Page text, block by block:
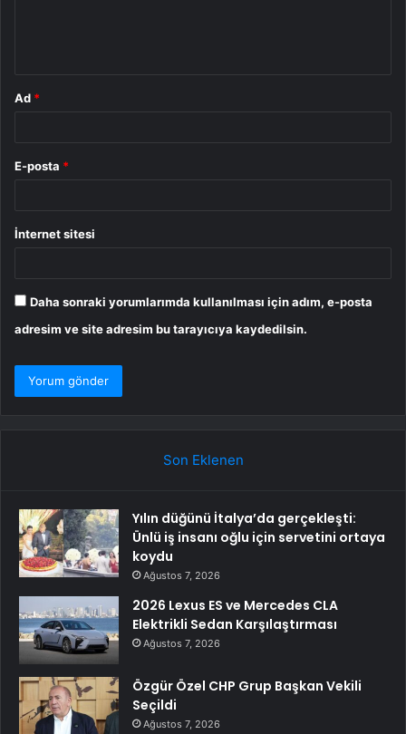
Ad *
E-posta *
İnternet sitesi
Daha sonraki yorumlarımda kullanılması için adım, e-posta
adresim ve site adresim bu tarayıcıya kaydedilsin.
Son Eklenen
Yılın düğünü İtalya’da gerçekleşti:
Ünlü iş insanı oğlu için servetini ortaya
koydu
Ağustos 7, 2026
2026 Lexus ES ve Mercedes CLA
Elektrikli Sedan Karşılaştırması
Ağustos 7, 2026
Özgür Özel CHP Grup Başkan Vekili
Seçildi
Ağustos 7, 2026